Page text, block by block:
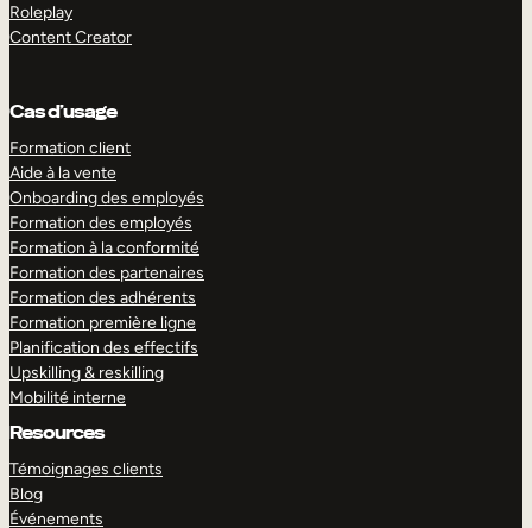
Roleplay
Content Creator
Cas d’usage
Formation client
Aide à la vente
Onboarding des employés
Formation des employés
Formation à la conformité
Formation des partenaires
Formation des adhérents
Formation première ligne
Planification des effectifs
Upskilling & reskilling
Mobilité interne
Resources
Témoignages clients
Blog
Événements